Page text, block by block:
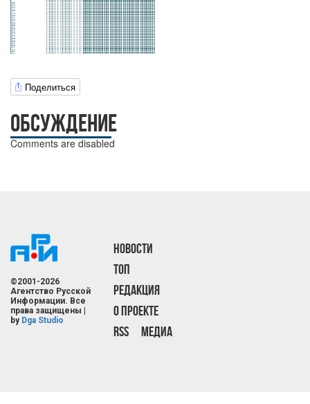
Поделиться
ОБСУЖДЕНИЕ
Comments are disabled
©2001-2026
Агентство Русской
Информации. Все
права защищены |
by Dga Studio
НОВОСТИ
ТОП
РЕДАКЦИЯ
О ПРОЕКТЕ
RSS
МЕДИА